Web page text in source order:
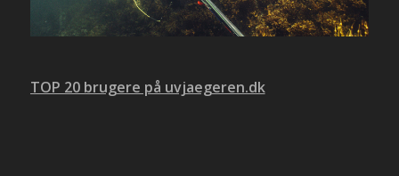
TOP 20 brugere på uvjaegeren.dk